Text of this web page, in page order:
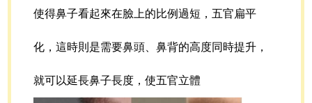
使得鼻子看起來在臉上的比例過短，五官扁平
化，這時則是需要鼻頭、鼻背的高度同時提升，
就可以延長鼻子長度，使五官立體